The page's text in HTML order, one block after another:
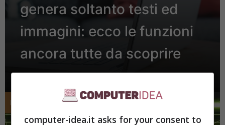
genera soltanto testi ed
immagini: ecco le funzioni
ancora tutte da scoprire
Marzo 5, 2024
computer-idea.it asks for your consent to